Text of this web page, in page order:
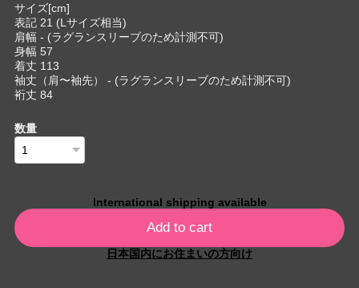
サイズ[cm]
表記 21 (Lサイズ相当)
肩幅 - (ラグランスリーブのため計測不可)
身幅 57
着丈 113
袖丈（肩〜袖先） - (ラグランスリーブのため計測不可)
裄丈 84
数量
International shipping available
Add to cart
日本国内にお住まいの方向け